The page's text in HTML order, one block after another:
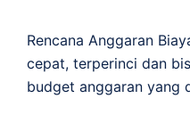
Rencana Anggaran
cepat, terperinci dan
budget anggaran yang